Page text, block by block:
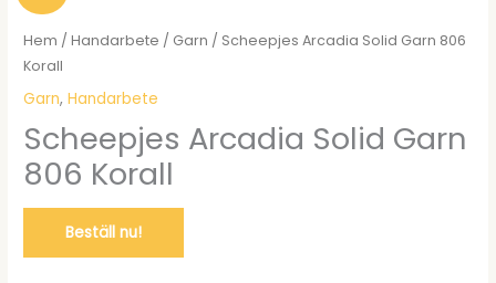
Hem /Handarbete / Garn / Scheepjes Arcadia Solid Garn 806
Korall
Garn,Handarbete
Scheepjes Arcadia Solid Garn
806 Korall
Beställ nu!